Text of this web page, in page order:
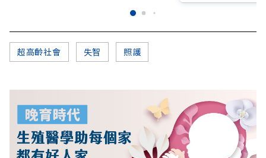
超高齡社會 失智 照護